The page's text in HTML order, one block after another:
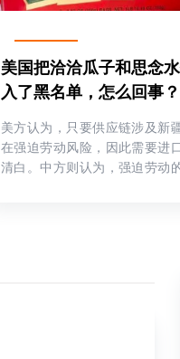
美国把洽洽瓜子和思念
入了黑名单，怎么回事？
美方认为，只要供应链涉及新
在强迫劳动风险，因此需要进
清白。中方则认为，强迫劳动